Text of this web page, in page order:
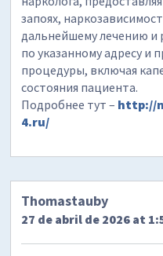
запоях,
дальнейшему лечению и
по указанному адресу и
процедуры, включая
состояния пациента.
Подробнее тут – http://
4.ru/
Thomastauby
27 de abril de 2026 at